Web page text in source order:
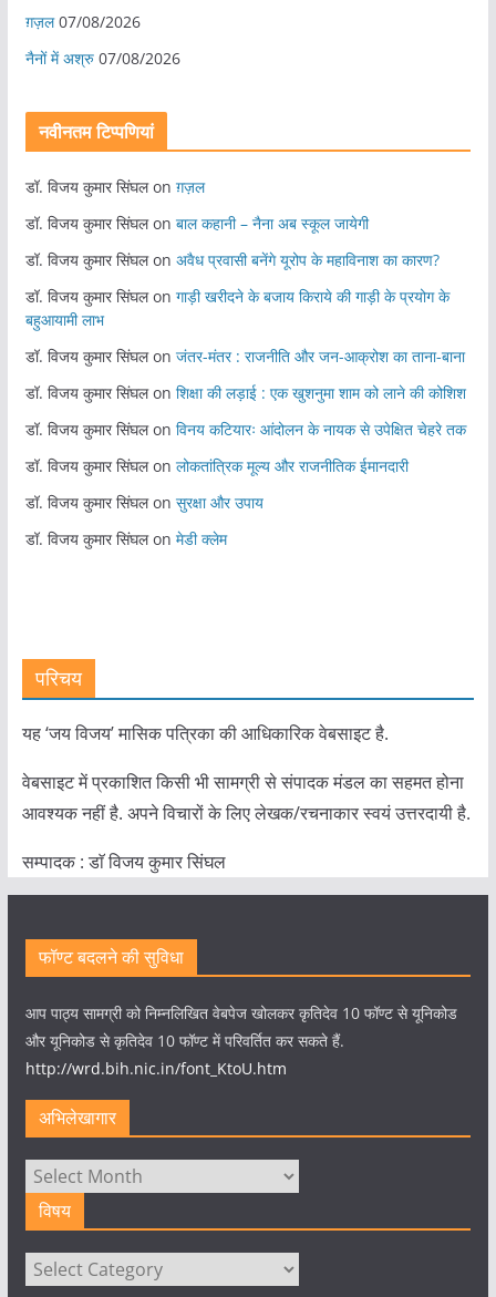
ग़ज़ल 07/08/2026
नैनों में अश्रु 07/08/2026
नवीनतम टिप्पणियां
डॉ. विजय कुमार सिंघलon ग़ज़ल
डॉ. विजय कुमार सिंघलon बाल कहानी – नैना अब स्कूल जायेगी
डॉ. विजय कुमार सिंघलon अवैध प्रवासी बनेंगे यूरोप के महाविनाश का कारण?
डॉ. विजय कुमार सिंघलon गाड़ी खरीदने के बजाय किराये की गाड़ी के प्रयोग के
बहुआयामी लाभ
डॉ. विजय कुमार सिंघलon जंतर-मंतर : राजनीति और जन-आक्रोश का ताना-बाना
डॉ. विजय कुमार सिंघलon शिक्षा की लड़ाई : एक खुशनुमा शाम को लाने की कोशिश
डॉ. विजय कुमार सिंघलon विनय कटियारः आंदोलन के नायक से उपेक्षित चेहरे तक
डॉ. विजय कुमार सिंघलon लोकतांत्रिक मूल्य और राजनीतिक ईमानदारी
डॉ. विजय कुमार सिंघलon सुरक्षा और उपाय
डॉ. विजय कुमार सिंघलon मेडी क्लेम
परिचय
यह ‘जय विजय’ मासिक पत्रिका की आधिकारिक वेबसाइट है.
वेबसाइट में प्रकाशित किसी भी सामग्री से संपादक मंडल का सहमत होना
आवश्यक नहीं है. अपने विचारों के लिए लेखक/रचनाकार स्वयं उत्तरदायी है.
सम्पादक : डाॅ विजय कुमार सिंघल
फॉण्ट बदलने की सुविधा
आप पाठ्य सामग्री को निम्नलिखित वेबपेज खोलकर कृतिदेव 10 फॉण्ट से यूनिकोड
और यूनिकोड से कृतिदेव 10 फॉण्ट में परिवर्तित कर सकते हैं.
http://wrd.bih.nic.in/font_KtoU.htm
अभिलेखागार
अभिलेखागार
विषय
विषय